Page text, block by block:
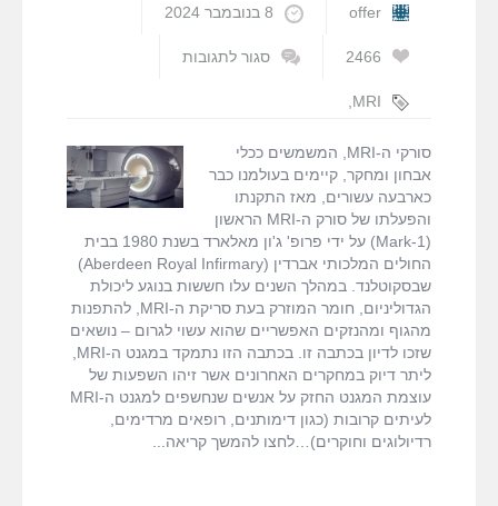
offer 8 בנובמבר 2024
2466
סגור לתגובות
המגנט
ב-
MRI
סיכונים
הרפואי?
MRI
סורקי ה-MRI, המשמשים ככלי
אבחון ומחקר, קיימים בעולמנו כבר
כארבעה עשורים, מאז התקנתו
והפעלתו של סורק ה-MRI הראשון
(Mark-1) על ידי פרופ' ג'ון מאלארד בשנת 1980 בבית
החולים המלכותי אברדין (Aberdeen Royal Infirmary)
שבסקוטלנד. במהלך השנים עלו חששות בנוגע ליכולת
הגדוליניום, חומר המוזרק בעת סריקת ה-MRI, להתפנות
מהגוף ומהנזקים האפשריים שהוא עשוי לגרום – נושאים
ליתר דיוק במחקרים האחרונים אשר זיהו השפעות של
עוצמת המגנט החזק על אנשים שנחשפים למגנט ה-MRI
לעיתים קרובות (כגון דימותנים, רופאים מרדימים,
רדיולוגים וחוקרים)…לחצו להמשך קריאה